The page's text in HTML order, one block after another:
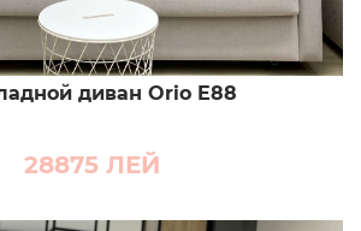
диван Orio E88
28875 ЛЕЙ